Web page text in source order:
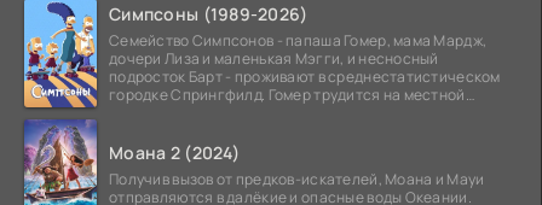
Симпсоны (1989-2026)
Семейство Симпсонов - папаша Гомер, мама Мардж,
дочери Лиза и маленькая Мэгги, и несносный
подросток Барт - проживают в среднестатистическом
городке Спрингфилд. Гомер трудится на местной
Моана 2 (2024)
Получив вызов от предков-искателей, Моана и Мауи
отправляются в далёкие и опасные воды Океании.